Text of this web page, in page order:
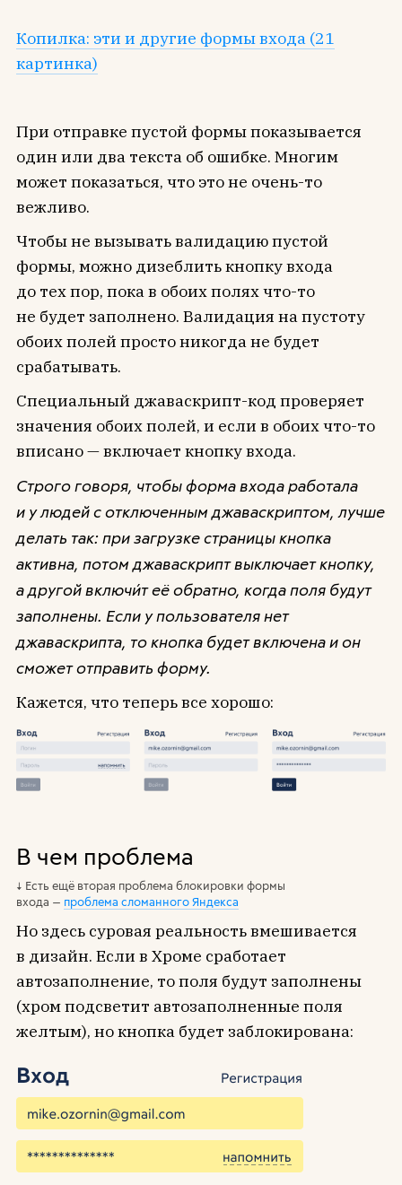
Копилка: эти и другие формы входа (21
картинка)
При отправке пустой формы показывается
один или два текста об ошибке. Многим
может показаться, что это не очень-то
вежливо.
Чтобы не вызывать валидацию пустой
формы, можно дизеблить кнопку входа
до тех пор, пока в обоих полях что-то
не будет заполнено. Валидация на пустоту
обоих полей просто никогда не будет
срабатывать.
Специальный джаваскрипт-код проверяет
значения обоих полей, и если в обоих что-то
вписано — включает кнопку входа.
Строго говоря, чтобы форма входа работала
и у людей с отключенным джаваскриптом, лучше
делать так: при загрузке страницы кнопка
активна, потом джаваскрипт выключает кнопку,
а другой включи́т её обратно, когда поля будут
заполнены. Если у пользователя нет
джаваскрипта, то кнопка будет включена и он
сможет отправить форму.
Кажется, что теперь все хорошо:
В чем проблема
Есть ещё вторая проблема блокировки формы
входа — проблема сломанного Яндекса
Но здесь суровая реальность вмешивается
в дизайн. Если в Хроме сработает
автозаполнение, то поля будут заполнены
(хром подсветит автозаполненные поля
желтым), но кнопка будет заблокирована: